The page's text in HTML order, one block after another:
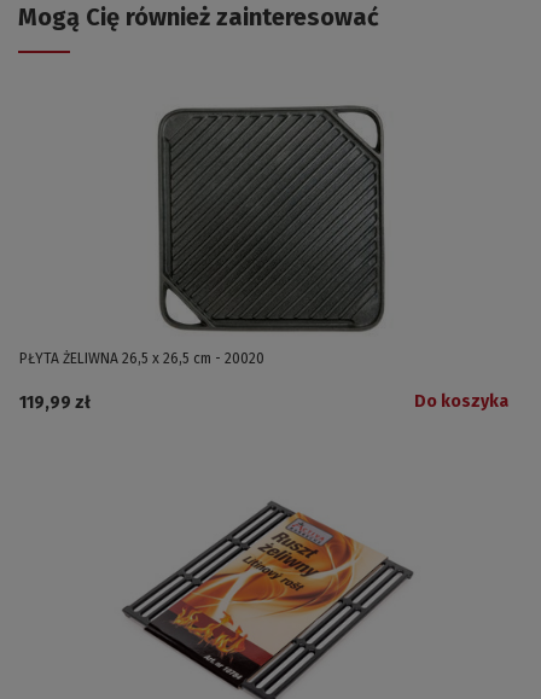
Mogą Cię również zainteresować
PŁYTA ŻELIWNA 26,5 x 26,5 cm - 20020
119,99 zł Do koszyka